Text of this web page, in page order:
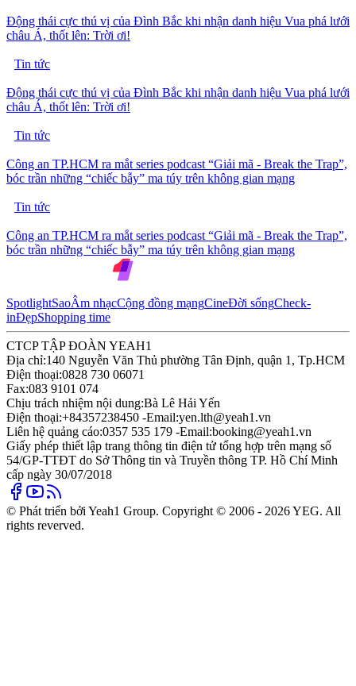
Động thái cực thú vị của Đình Bắc khi nhận danh hiệu Vua phá lưới
châu Á, thốt lên: Trời ơi!
Tin tức
Động thái cực thú vị của Đình Bắc khi nhận danh hiệu Vua phá lưới
châu Á, thốt lên: Trời ơi!
Tin tức
Công an TP.HCM ra mắt series podcast “Giải mã - Break the Trap”,
bóc trần những “chiếc bẫy” ma túy trên không gian mạng
Tin tức
Công an TP.HCM ra mắt series podcast “Giải mã - Break the Trap”,
bóc trần những “chiếc bẫy” ma túy trên không gian mạng
SpotlightSaoÂm nhạcCộng đồng mạngCineĐời sốngCheck-
inĐẹpShopping time
CTCP TẬP ĐOÀN YEAH1
Địa chỉ:140 Nguyễn Văn Thủ phường Tân Định, quận 1, Tp.HCM
Điện thoại:0828 730 06071
Fax:083 9101 074
Chịu trách nhiệm nội dung:Bà Lê Hải Yến
Điện thoại:+84357238450 -Email:yen.lth@yeah1.vn
Liên hệ quảng cáo:0357 535 179 -Email:booking@yeah1.vn
Giấy phép thiết lập trang thông tin điện tử tổng hợp trên mạng số
54/GP-TTĐT do Sở Thông tin và Truyền thông TP. Hồ Chí Minh
cấp ngày 30/07/2018
© Phát triển bởi Yeah1 Group. Copyright © 2006 - 2026 YEG. All
rights reverved.